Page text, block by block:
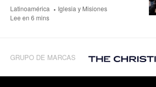
Latinoamérica
Iglesia y Misiones
Lee en 6 mins
GRUPO DE MARCAS